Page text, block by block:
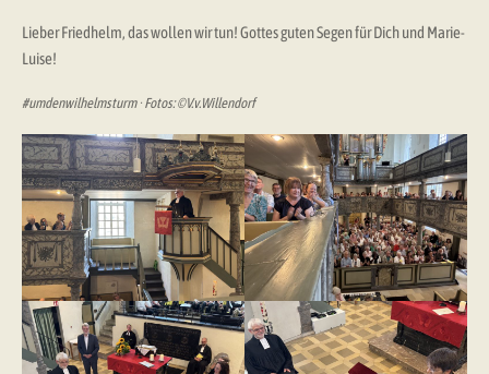
Lieber Friedhelm, das wollen wir tun! Gottes guten Segen für Dich und Marie-
Luise!
#umdenwilhelmsturm · Fotos: ©V.v.Willendorf